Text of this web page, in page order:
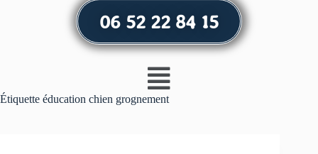
06 52 22 84 15
Étiquette éducation chien grognement